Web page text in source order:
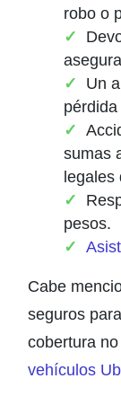
robo o
Un
pérdida
sumas
legales
pesos.
Cabe
seguros
cobertura
vehículos